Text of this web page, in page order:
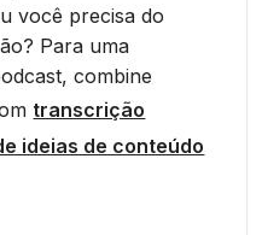
você precisa do
Para uma
combine
transcrição
ideias de conteúdo